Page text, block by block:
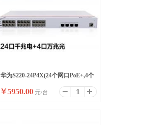
华为S220-24P4X(24个网口PoE+,4个
万兆SFP+)
￥5950.00 元/台